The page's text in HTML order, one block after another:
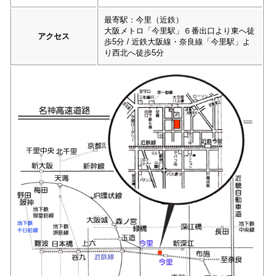
アクセス
最寄駅：今里（近鉄）
大阪メトロ「今里駅」６番出口より東へ徒
歩5分 / 近鉄大阪線・奈良線「今里駅」よ
り西北へ徒歩5分